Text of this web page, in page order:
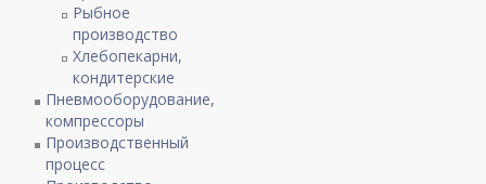
Рыбное
производство
Хлебопекарни,
кондитерские
Пневмооборудование,
компрессоры
Производственный
процесс